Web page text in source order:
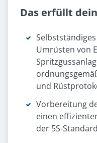
Das erfüllt
Umrüsten von
und
Vorbereitung
einen
der 5S-